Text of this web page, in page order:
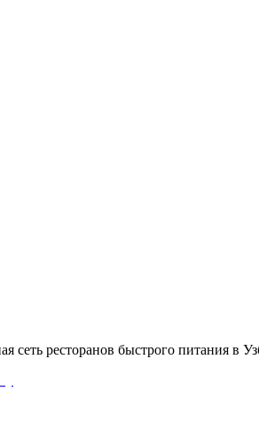
сеть ресторанов быстрого питания в